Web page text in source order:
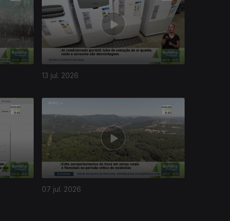
13 jul. 2026
07 jul. 2026